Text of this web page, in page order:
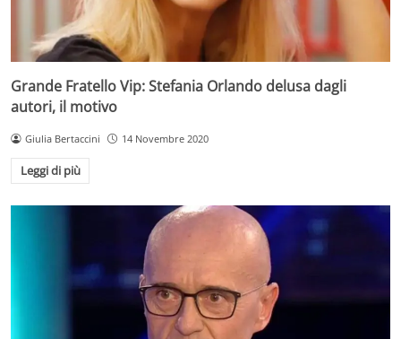
Grande Fratello Vip: Stefania Orlando delusa dagli
autori, il motivo
Giulia Bertaccini 14 Novembre 2020
Leggi di più